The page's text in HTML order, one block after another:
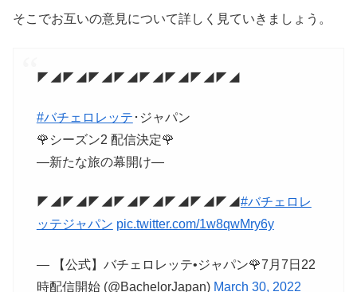
そこでお互いの意見について詳しく見ていきましょう。
◤◢◤◢◤◢◤◢◤◢◤◢◤◢◤◢
#バチェロレッテ ･ジャパン
🌹シーズン2 配信決定🌹
―新たな旅の幕開け―
◤◢◤◢◤◢◤◢◤◢◤◢◤◢◤◢#バチェロレ
ッテジャパン pic.twitter.com/1w8qwMry6y
— 【公式】バチェロレッテ•ジャパン🌹7月7日22
時配信開始 (@BachelorJapan) March 30, 2022